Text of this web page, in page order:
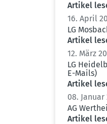
Artikel
16. April
LG
Artikel
12. März
LG
E-Mails)
Artikel
08. Januar
AG
Artikel